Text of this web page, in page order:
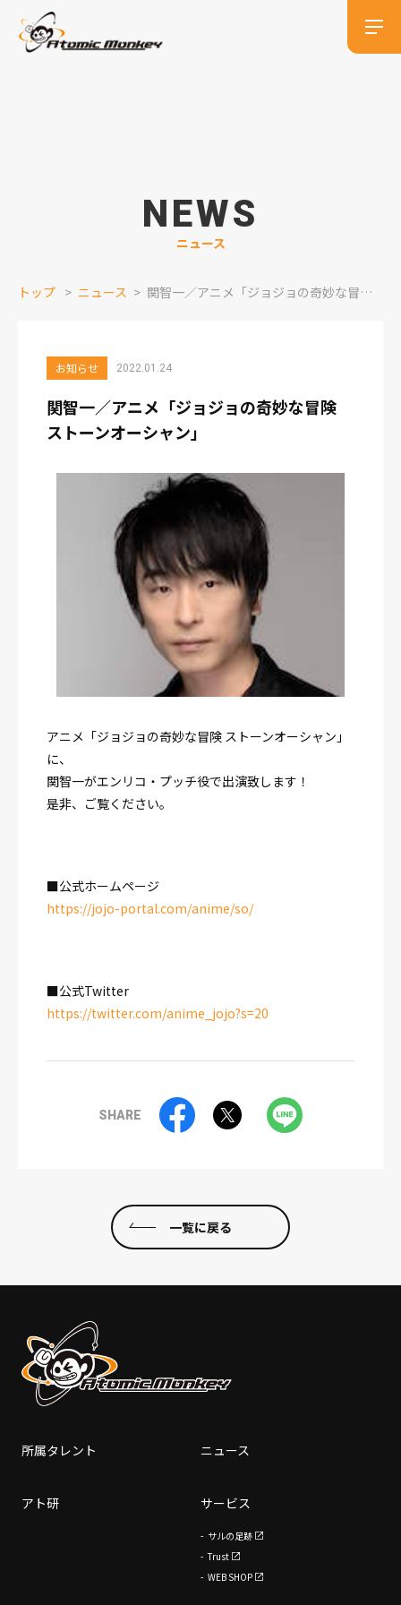
NEWS
ニュース
トップ ニュース 関智一／アニメ「ジョジョの奇妙な冒険 ストーンオーシャン」
お知らせ 2022.01.24
関智一／アニメ「ジョジョの奇妙な冒険
ストーンオーシャン」
アニメ「ジョジョの奇妙な冒険 ストーンオーシャン」
に、
関智一がエンリコ・プッチ役で出演致します！
是非、ご覧ください。
■公式ホームページ
https://jojo-portal.com/anime/so/
■公式Twitter
https://twitter.com/anime_jojo?s=20
SHARE
一覧に戻る
所属タレント ニュース
アト研 サービス
サルの足跡
Trust
WEB SHOP